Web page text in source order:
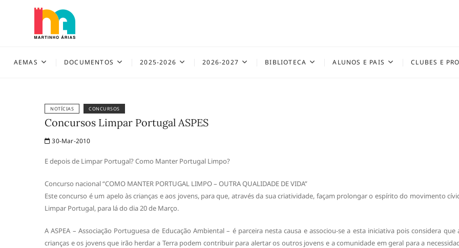
AEMAS DOCUMENTOS 2025-2026 2026-2027 BIBLIOTECA ALUNOS E PAIS CLUBES E
NOTÍCIAS CONCURSOS
Concursos Limpar Portugal ASPES
30-Mar-2010
E depois de Limpar Portugal? Como Manter Portugal Limpo?
Concurso nacional “COMO MANTER PORTUGAL LIMPO – OUTRA QUALIDADE DE VIDA”
Este concurso é um apelo às crianças e aos jovens, para que, através da sua criatividade, façam prolongar o espírito do movimento
Limpar Portugal, para lá do dia 20 de Março.
A ASPEA – Associação Portuguesa de Educação Ambiental – é parceira nesta causa e associou-se a esta iniciativa pois considera que
crianças e os jovens que irão herdar a Terra podem contribuir para alertar os outros jovens e a comunidade em geral para a